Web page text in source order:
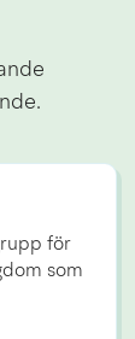
för
som